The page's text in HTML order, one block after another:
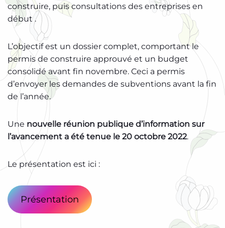
construire, puis consultations des entreprises en
début .
L’objectif est un dossier complet, comportant le
permis de construire approuvé et un budget
consolidé avant fin novembre. Ceci a permis
d’envoyer les demandes de subventions avant la fin
de l’année.
Une nouvelle réunion publique d’information sur
l’avancement a été tenue le 20 octobre 2022.
Le présentation est ici :
Présentation